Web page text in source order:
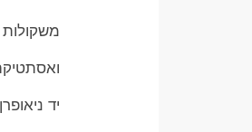
משקולות
יד